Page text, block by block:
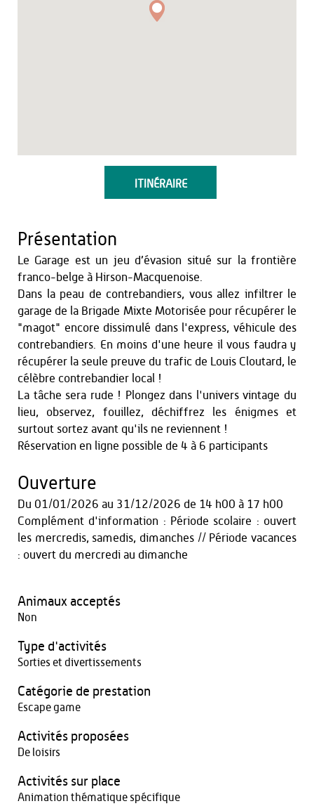
ITINÉRAIRE
Présentation
Le Garage est un jeu d’évasion situé sur la frontière
franco-belge à Hirson-Macquenoise.
Dans la peau de contrebandiers, vous allez infiltrer le
garage de la Brigade Mixte Motorisée pour récupérer le
"magot" encore dissimulé dans l'express, véhicule des
contrebandiers. En moins d'une heure il vous faudra y
récupérer la seule preuve du trafic de Louis Cloutard, le
célèbre contrebandier local !
La tâche sera rude ! Plongez dans l'univers vintage du
lieu, observez, fouillez, déchiffrez les énigmes et
surtout sortez avant qu'ils ne reviennent !
Réservation en ligne possible de 4 à 6 participants
Ouverture
Du 01/01/2026 au 31/12/2026 de 14 h00 à 17 h00
Complément d'information : Période scolaire : ouvert
les mercredis, samedis, dimanches // Période vacances
: ouvert du mercredi au dimanche
Animaux acceptés
Non
Type d'activités
Sorties et divertissements
Catégorie de prestation
Escape game
Activités proposées
De loisirs
Activités sur place
Animation thématique spécifique